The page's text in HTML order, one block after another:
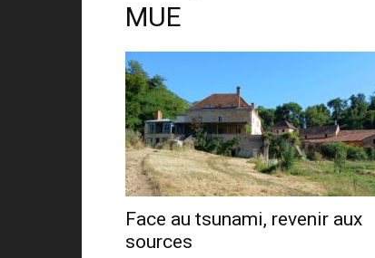
MUE
Face au tsunami, revenir aux
sources